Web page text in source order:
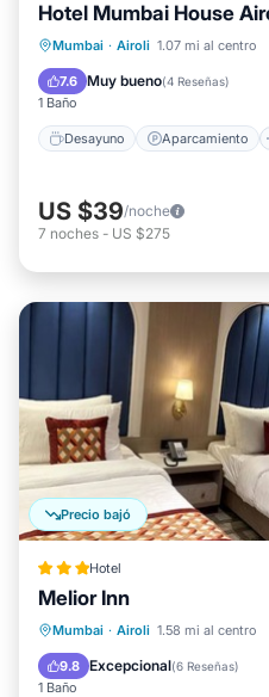
Hotel Mumbai House
Mumbai · Airoli 1.07 mi al centro
7.6 Muy bueno(4 Reseñas)
1 Baño
Desayuno Aparcamiento
Desayuno
Balcón/Terraza
US $39/noche
7 noches - US $275
Precio bajó
Hotel
Melior Inn
Mumbai · Airoli 1.58 mi al centro
9.8 Excepcional(6 Reseñas)
1 Baño
Desayuno
Aire acondicionado